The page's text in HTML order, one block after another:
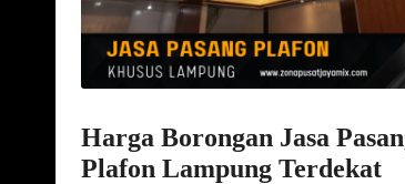
Harga Borongan Jasa
Plafon Lampung Terdekat